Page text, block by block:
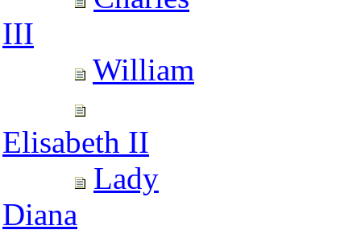
III
William
Elisabeth II
Lady
Diana